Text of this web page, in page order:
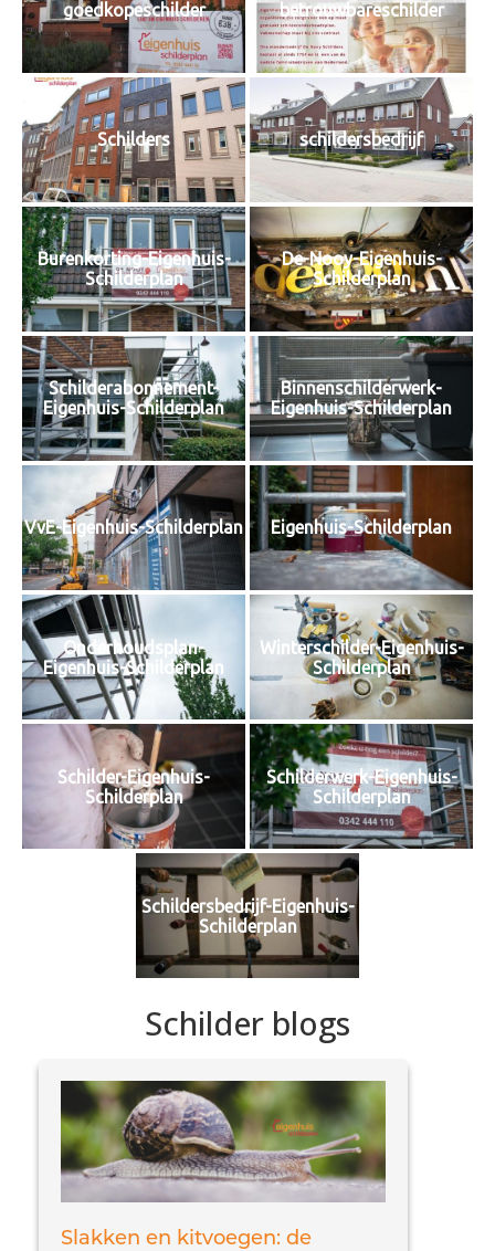
goedkopeschilder betrouwbareschilder
Schilders schildersbedrijf
Burenkorting-Eigenhuis-
Schilderplan
De-Nooy-Eigenhuis-
Schilderplan
Schilderabonnement-
Eigenhuis-Schilderplan
Binnenschilderwerk-
Eigenhuis-Schilderplan
VvE-Eigenhuis-Schilderplan Eigenhuis-Schilderplan
Onderhoudsplan-
Eigenhuis-Schilderplan
Winterschilder-Eigenhuis-
Schilderplan
Schilder-Eigenhuis-
Schilderplan
Schilderwerk-Eigenhuis-
Schilderplan
Schildersbedrijf-Eigenhuis-
Schilderplan
Schilder blogs
Slakken en kitvoegen: de